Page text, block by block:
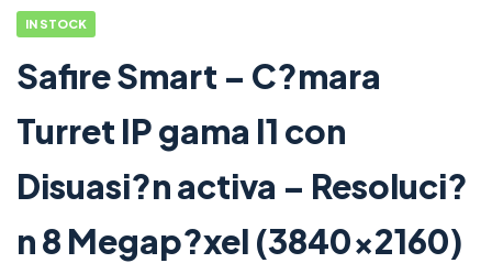
IN STOCK
Safire Smart – C?mara
Turret IP gama I1 con
Disuasi?n activa – Resoluci?
n 8 Megap?xel (3840×2160)